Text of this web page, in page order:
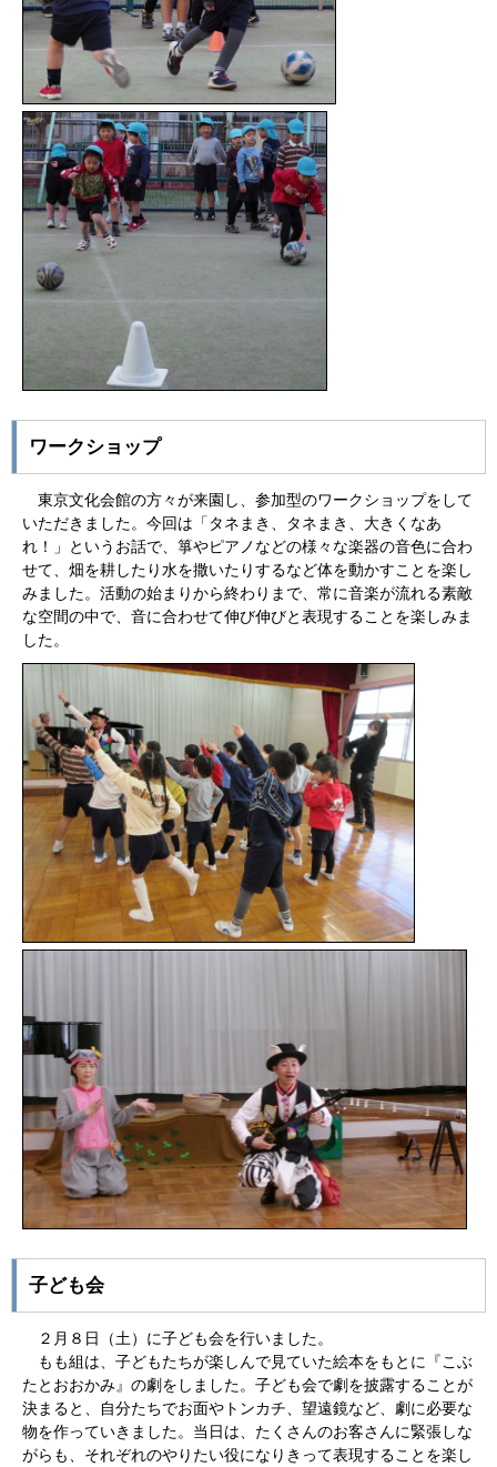
ワークショップ
東京文化会館の方々が来園し、参加型のワークショップをして
いただきました。今回は「タネまき、タネまき、大きくなあ
れ！」というお話で、箏やピアノなどの様々な楽器の音色に合わ
せて、畑を耕したり水を撒いたりするなど体を動かすことを楽し
みました。活動の始まりから終わりまで、常に音楽が流れる素敵
な空間の中で、音に合わせて伸び伸びと表現することを楽しみま
した。
子ども会
２月８日（土）に子ども会を行いました。
もも組は、子どもたちが楽しんで見ていた絵本をもとに『こぶ
たとおおかみ』の劇をしました。子ども会で劇を披露することが
決まると、自分たちでお面やトンカチ、望遠鏡など、劇に必要な
物を作っていきました。当日は、たくさんのお客さんに緊張しな
がらも、それぞれのやりたい役になりきって表現することを楽し